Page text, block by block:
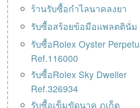
ร้านรับซื้อกำไลนาคลงยา
รับซื้อสร้อยข้อมือแพลตตินั่ม
รับซื้อRolex Oyster
Ref.116000
รับซื้อRolex Sky Dweller
Ref.326934
รับซื้อเข็มขัดนาค ภูเก็ต